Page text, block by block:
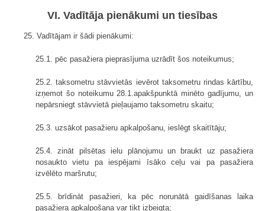
VI. Vadītāja pienākumi un tiesības
25. Vadītājam ir šādi pienākumi:
25.1. pēc pasažiera pieprasījuma uzrādīt šos noteikumus;
25.2. taksometru stāvvietās ievērot taksometru rindas kārtību,
izņemot šo noteikumu 28.1.apakšpunktā minēto gadījumu, un
nepārsniegt stāvvietā pieļaujamo taksometru skaitu;
25.3. uzsākot pasažieru apkalpošanu, ieslēgt skaitītāju;
25.4. zināt pilsētas ielu plānojumu un braukt uz pasažiera
nosaukto vietu pa iespējami īsāko ceļu vai pa pasažiera
izvēlēto maršrutu;
25.5. brīdināt pasažieri, ka pēc norunātā gaidīšanas laika
pasažiera apkalpošana var tikt izbeigta;